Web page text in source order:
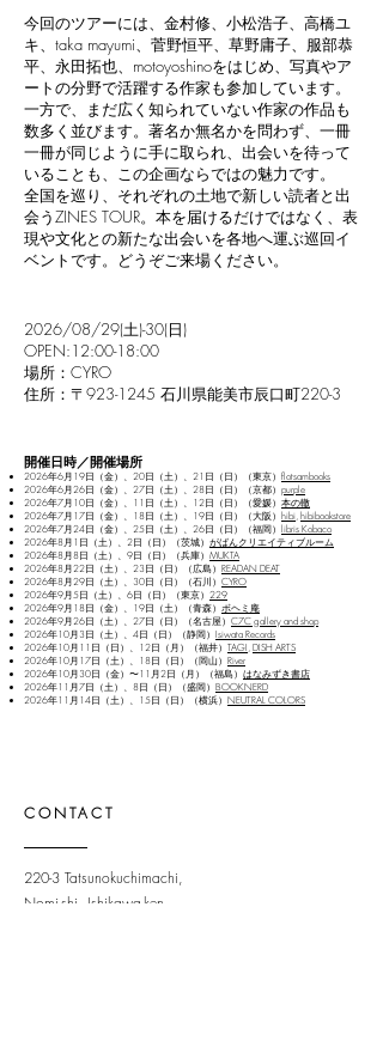
今回のツアーには、金村修、小松浩子、高橋ユ
キ、taka mayumi、菅野恒平、草野庸子、服部恭
平、永田拓也、motoyoshinoをはじめ、写真やア
ートの分野で活躍する作家も参加しています。
一方で、まだ広く知られていない作家の作品も
数多く並びます。著名か無名かを問わず、一冊
一冊が同じように手に取られ、出会いを待って
いることも、この企画ならではの魅力です。
全国を巡り、それぞれの土地で新しい読者と出
会うZINES TOUR。本を届けるだけではなく、表
現や文化との新たな出会いを各地へ運ぶ巡回イ
ベントです。どうぞご来場ください。
2026/08/29(土)-30(日)
OPEN:12:00-18:00
場所：CYRO
住所：〒923-1245 石川県能美市辰口町220-3
開催日時／開催場所
2026年6月19日（金）、20日（土）、21日（日）（東京） flotsambooks
2026年6月26日（金）、27日（土）、28日（日）（京都） purple
2026年7月10日（金）、11日（土）、12日（日）（愛媛） 本の轍
2026年7月17日（金）、18日（土）、19日（日）（大阪） hibi hibibookstore
2026年7月24日（金）、25日（土）、26日（日）（福岡） libris Kobaco
2026年8月1日（土）、2日（日）（茨城） がばんクリエイティブルーム
2026年8月8日（土）、9日（日）（兵庫） MUKTA
2026年8月22日（土）、23日（日）（広島） READAN DEAT
2026年8月29日（土）、30日（日）（石川） CYRO
2026年9月5日（土）、6日（日）（東京） 229
2026年9月18日（金）、19日（土）（青森） ボヘミ庵
2026年9月26日（土）、27日（日）（名古屋） C7C gallery and shop
2026年10月3日（土）、4日（日）（静岡） Isiwata Records
2026年10月11日（日）、12日（月）（福井） TAGI DISH ARTS
2026年10月17日（土）、18日（日）（岡山） River
2026年10月30日（金）〜11月2日（月）（福島） はなみずき書店
2026年11月7日（土）、8日（日）（盛岡） BOOKNERD
2026年11月14日（土）、15日（日）（横浜） NEUTRAL COLORS
CONTACT
220-3 Tatsunokuchimachi,
Nomi-shi, Ishikawa-ken